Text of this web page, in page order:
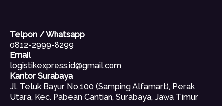
Telpon / Whatsapp
0812-2999-8299
Email
logistikexpress.id@gmail.com
Kantor Surabaya
Jl. Teluk Bayur No.100 (Samping Alfamart), Perak
Utara, Kec. Pabean Cantian, Surabaya, Jawa Timur